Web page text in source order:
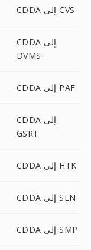
CDDA إلى CVS
CDDA إلى
DVMS
CDDA إلى PAF
CDDA إلى
GSRT
CDDA إلى HTK
CDDA إلى SLN
CDDA إلى SMP